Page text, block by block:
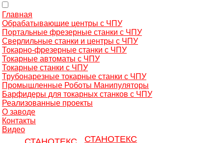
Главная
Обрабатывающие центры с ЧПУ
Портальные фрезерные станки с ЧПУ
Сверлильные станки и центры с ЧПУ
Токарно-фрезерные станки с ЧПУ
Токарные автоматы с ЧПУ
Токарные станки с ЧПУ
Трубонарезные токарные станки с ЧПУ
Промышленные Роботы Манипуляторы
Барфидеры для токарных станков с ЧПУ
Реализованные проекты
О заводе
Контакты
Видео
СТАНОТЕКС